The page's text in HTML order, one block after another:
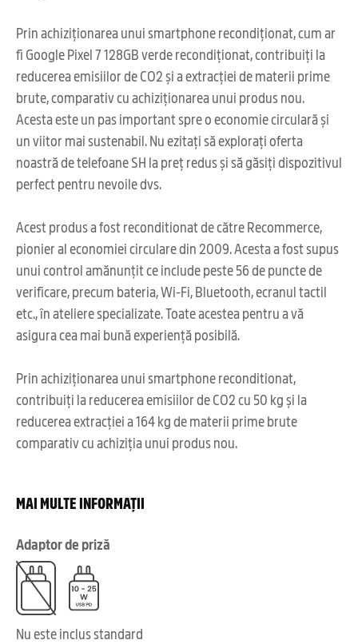
Prin achiziționarea unui smartphone recondiționat, cum ar
fi Google Pixel 7 128GB verde recondiționat, contribuiți la
reducerea emisiilor de CO2 și a extracției de materii prime
brute, comparativ cu achiziționarea unui produs nou.
Acesta este un pas important spre o economie circulară și
un viitor mai sustenabil. Nu ezitați să explorați oferta
noastră de telefoane SH la preț redus și să găsiți dispozitivul
perfect pentru nevoile dvs.
Acest produs a fost reconditionat de către Recommerce,
pionier al economiei circulare din 2009. Acesta a fost supus
unui control amănunțit ce include peste 56 de puncte de
verificare, precum bateria, Wi-Fi, Bluetooth, ecranul tactil
etc., în ateliere specializate. Toate acestea pentru a vă
asigura cea mai bună experiență posibilă.
Prin achiziționarea unui smartphone reconditionat,
contribuiți la reducerea emisiilor de CO2 cu 50 kg și la
reducerea extracției a 164 kg de materii prime brute
comparativ cu achiziția unui produs nou.
MAI MULTE INFORMAȚII
Adaptor de priză
Nu este inclus standard